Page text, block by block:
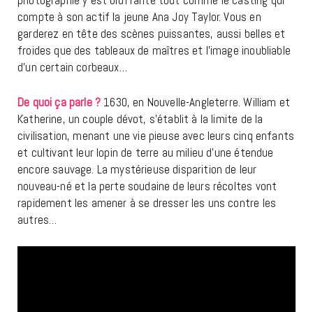
compte à son actif la jeune Ana Joy Taylor. Vous en
garderez en tête des scènes puissantes, aussi belles et
froides que des tableaux de maîtres et l’image inoubliable
d’un certain corbeaux…
De quoi ça parle ? 1630, en Nouvelle-Angleterre. William et
Katherine, un couple dévot, s’établit à la limite de la
civilisation, menant une vie pieuse avec leurs cinq enfants
et cultivant leur lopin de terre au milieu d’une étendue
encore sauvage. La mystérieuse disparition de leur
nouveau-né et la perte soudaine de leurs récoltes vont
rapidement les amener à se dresser les uns contre les
autres…